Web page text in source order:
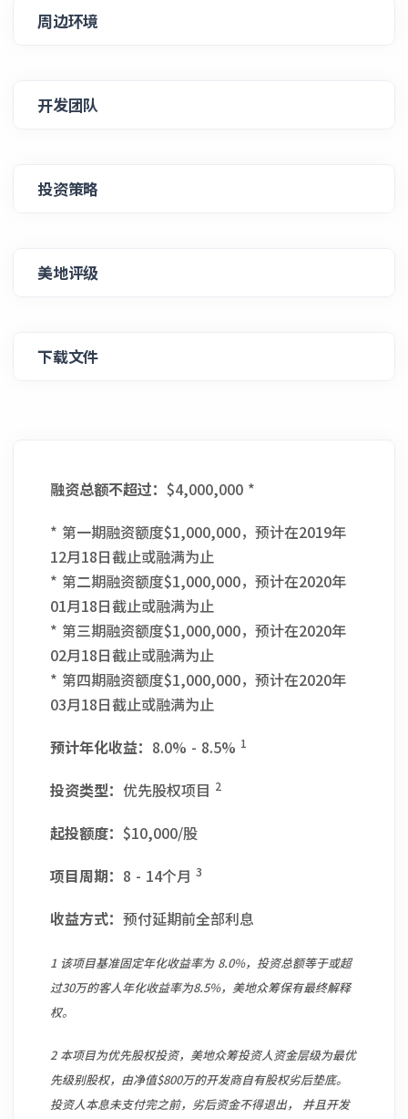
周边环境
开发团队
投资策略
美地评级
下载文件
融资总额不超过： $4,000,000 *
* 第一期融资额度$1,000,000，预计在2019年
12月18日截止或融满为止
* 第二期融资额度$1,000,000，预计在2020年
01月18日截止或融满为止
* 第三期融资额度$1,000,000，预计在2020年
02月18日截止或融满为止
* 第四期融资额度$1,000,000，预计在2020年
03月18日截止或融满为止
预计年化收益： 8.0% - 8.5% 1
投资类型： 优先股权项目 2
起投额度： $10,000/股
项目周期： 8 - 14个月 3
收益方式： 预付延期前全部利息
1 该项目基准固定年化收益率为 8.0%，投资总额等于或超
过30万的客人年化收益率为8.5%，美地众筹保有最终解释
权。
2 本项目为优先股权投资，美地众筹投资人资金层级为最优
先级别股权，由净值$800万的开发商自有股权劣后垫底。
投资人本息未支付完之前，劣后资金不得退出， 并且开发